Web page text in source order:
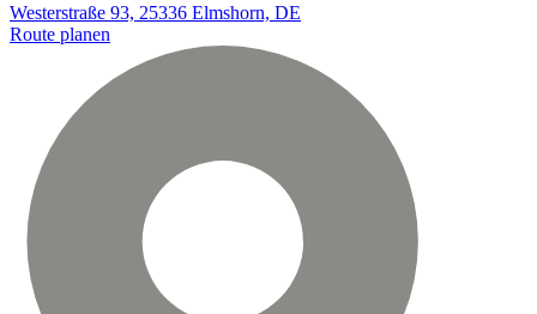
Westerstraße 93, 25336 Elmshorn, DE
Route planen